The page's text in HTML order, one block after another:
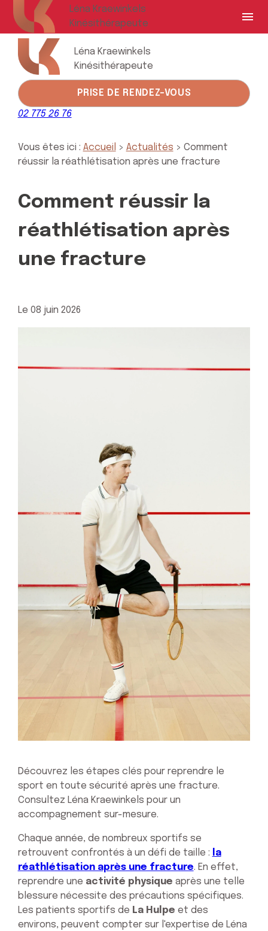
Léna Kraewinkels
Kinésithérapeute
menu
Léna Kraewinkels
Kinésithérapeute
PRISE DE RENDEZ-VOUS
02 775 26 76
Vous êtes ici : Accueil > Actualités > Comment
réussir la réathlétisation après une fracture
Comment réussir la
réathlétisation après
une fracture
Le 08 juin 2026
Découvrez les étapes clés pour reprendre le
sport en toute sécurité après une fracture.
Consultez Léna Kraewinkels pour un
accompagnement sur-mesure.
Chaque année, de nombreux sportifs se
retrouvent confrontés à un défi de taille :
la
réathlétisation après une fracture. En effet,
reprendre une activité physique après une telle
blessure nécessite des précautions spécifiques.
Les patients sportifs de La Hulpe et des
environs, peuvent compter sur l'expertise de Léna
Panneau de gestion des cookies